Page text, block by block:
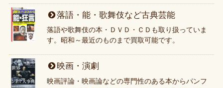
落語・能・歌舞伎など古典芸能
落語や歌舞伎の本・ＤＶＤ・ＣＤも取り扱っていま
す。昭和～最近のものまで買取可能です。
映画・演劇
映画評論・映画論などの専門性のある本からパンフ